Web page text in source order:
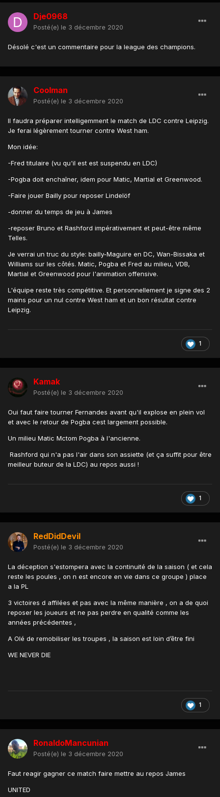
Dje0968
Posté(e) le 3 décembre 2020
Désolé c'est un commentaire pour la league des champions.
Coolman
Posté(e) le 3 décembre 2020
Il faudra préparer intelligemment le match de LDC contre Leipzig.
Je ferai légèrement tourner contre West ham.
Mon idée:
-Fred titulaire (vu qu'il est est suspendu en LDC)
-Pogba doit enchaîner, idem pour Matic, Martial et Greenwood.
-Faire jouer Bailly pour reposer Lindelöf
-donner du temps de jeu à James
-reposer Bruno et Rashford impérativement et peut-être même
Telles.
Je verrai un truc du style: bailly-Maguire en DC, Wan-Bissaka et
Williams sur les côtés. Matic, Pogba et Fred au milieu, VDB,
Martial et Greenwood pour l'animation offensive.
L'équipe reste très compétitive. Et personnellement je signe des 2
mains pour un nul contre West ham et un bon résultat contre
Leipzig.
1
Kamak
Posté(e) le 3 décembre 2020
Oui faut faire tourner Fernandes avant qu'il explose en plein vol
et avec le retour de Pogba cest largement possible.
Un milieu Matic Mctom Pogba à l'ancienne.
Rashford qui n'a pas l'air dans son assiette (et ça suffit pour être
meilleur buteur de la LDC) au repos aussi !
1
RedDidDevil
Posté(e) le 3 décembre 2020
La déception s'estompera avec la continuité de la saison ( et cela
reste les poules , on n est encore en vie dans ce groupe ) place
a la PL
3 victoires d affilées et pas avec la même manière , on a de quoi
reposer les joueurs et ne pas perdre en qualité comme les
années précédentes ,
A Olé de remobiliser les troupes , la saison est loin d’être fini
WE NEVER DIE
1
RonaldoMancunian
Posté(e) le 3 décembre 2020
Faut reagir gagner ce match faire mettre au repos James
UNITED